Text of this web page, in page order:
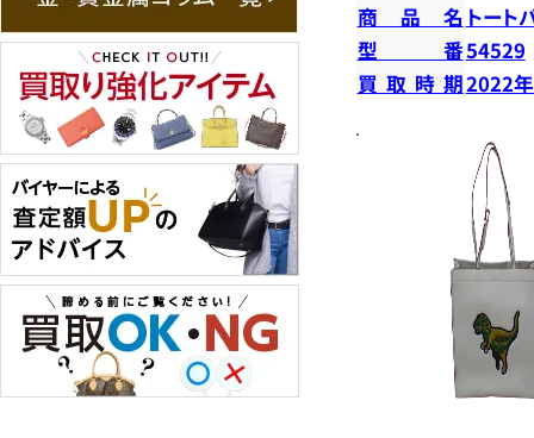
商品名 トート
型番54529
買取時期2022